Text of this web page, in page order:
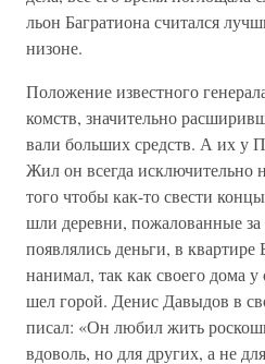
льон Багратиона считался
низоне.
Положение известного
комств, значительно
вали больших средств. А их у
Жил он всегда исключительно
того чтобы как-то свести
шли деревни, пожалованные за
по­являлись деньги, в
на­нимал, так как своего дома
шел горой. Денис Давыдов в
писал: «Он любил жить
вдоволь, но для других, а не